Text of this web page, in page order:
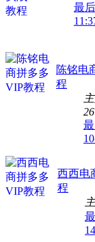
最
陈铭电
程
西西电
程